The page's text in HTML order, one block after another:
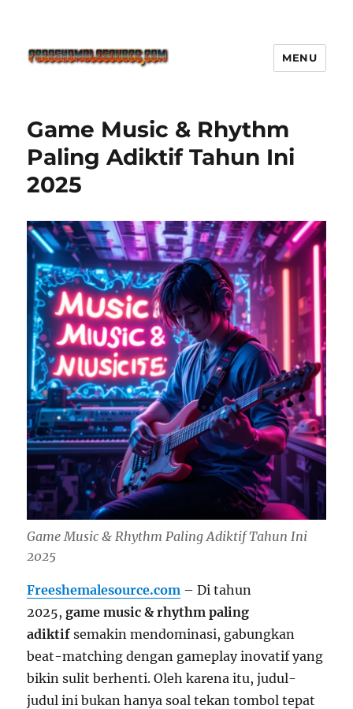
Defense Main Game Ini Pasti
Ketagihan!
MENU
Game Music & Rhythm
Paling Adiktif Tahun Ini
2025
Game Music & Rhythm Paling Adiktif Tahun Ini
2025
Freeshemalesource.com – Di tahun
2025,game music & rhythm paling
adiktif semakin mendominasi, gabungkan
beat-matching dengan gameplay inovatif yang
bikin sulit berhenti. Oleh karena itu, judul-
judul ini bukan hanya soal tekan tombol tepat